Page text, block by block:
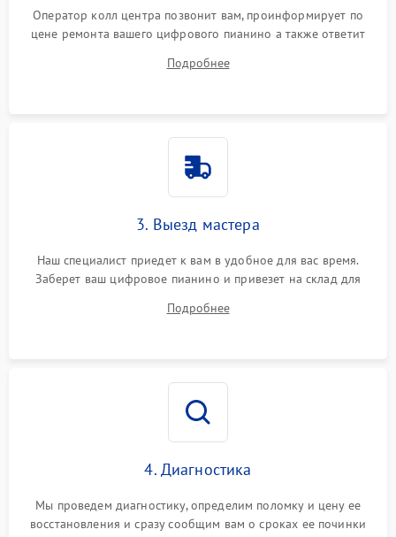
Оператор колл центра позвонит вам, проинформирует по
цене ремонта вашего цифрового пианино а также ответит
Подробнее
3. Выезд мастера
Наш специалист приедет к вам в удобное для вас время.
Заберет ваш цифровое пианино и привезет на склад для
Подробнее
4. Диагностика
Мы проведем диагностику, определим поломку и цену ее
восстановления и сразу сообщим вам о сроках ее починки